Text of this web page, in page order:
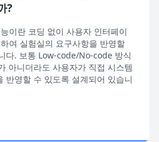
?
이란 코딩 없이 사용자 인터페이
여 실험실의 요구사항을 반영할
다. 보통 Low-code/No-code 방식
아니더라도 사용자가 직접 시스템
반영할 수 있도록 설계되어 있습니